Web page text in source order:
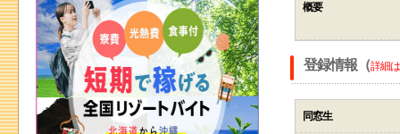
概要
登録情報（詳細
同窓生